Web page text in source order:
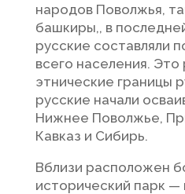
народов Поволжья,
башкиры,, в
русские составляли
всего населения.
этнические границы
русские начали
Нижнее Поволжье,
Кавказ и Сибирь.
Вблизи расположен
исторический парк —